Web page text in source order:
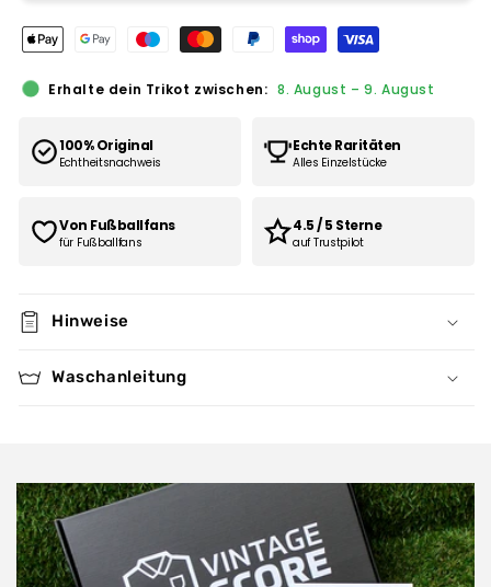
Erhalte dein Trikot zwischen: 8. August –9. August
100% Original
Echtheitsnachweis
Echte Raritäten
Alles Einzelstücke
Von Fußballfans
für Fußballfans
4.5 / 5 Sterne
auf Trustpilot
Hinweise
Waschanleitung